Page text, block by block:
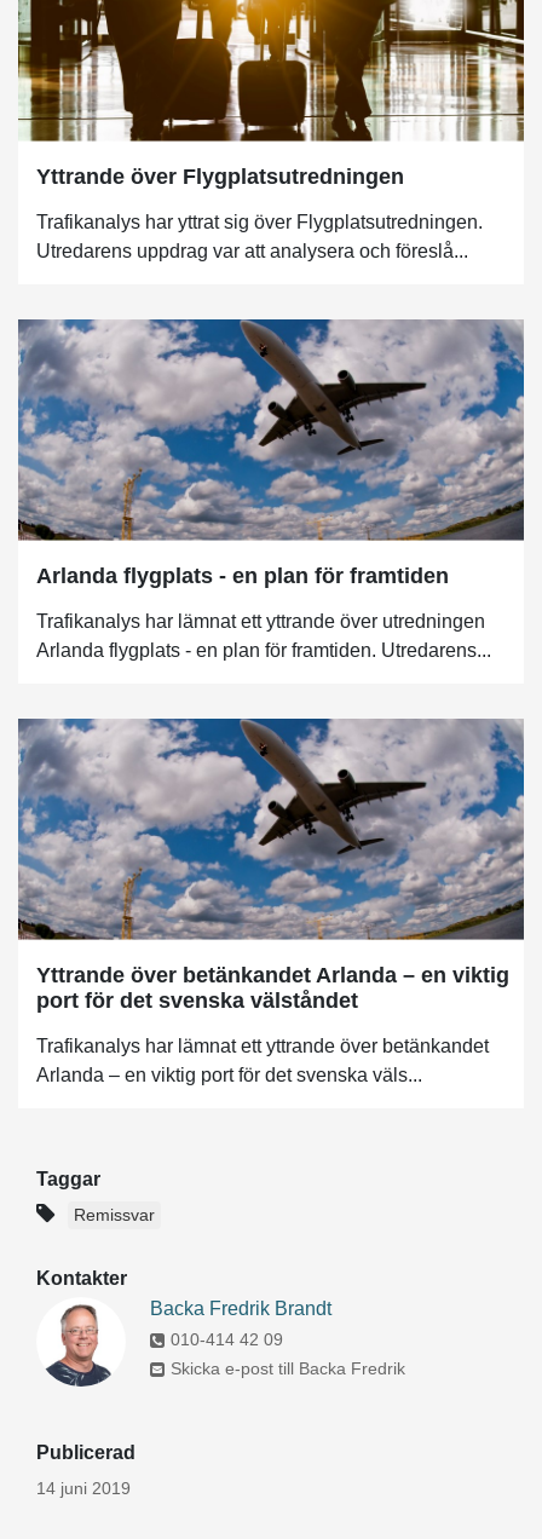
Yttrande över Flygplatsutredningen
Trafikanalys har yttrat sig över Flygplatsutredningen.
Utredarens uppdrag var att analysera och föreslå...
Arlanda flygplats - en plan för framtiden
Trafikanalys har lämnat ett yttrande över utredningen
Arlanda flygplats - en plan för framtiden. Utredarens...
Yttrande över betänkandet Arlanda – en viktig
port för det svenska välståndet
Trafikanalys har lämnat ett yttrande över betänkandet
Arlanda – en viktig port för det svenska väls...
Taggar
Remissvar
Kontakter
Backa Fredrik Brandt
010-414 42 09
Skicka e-post till Backa Fredrik
Publicerad
14 juni 2019